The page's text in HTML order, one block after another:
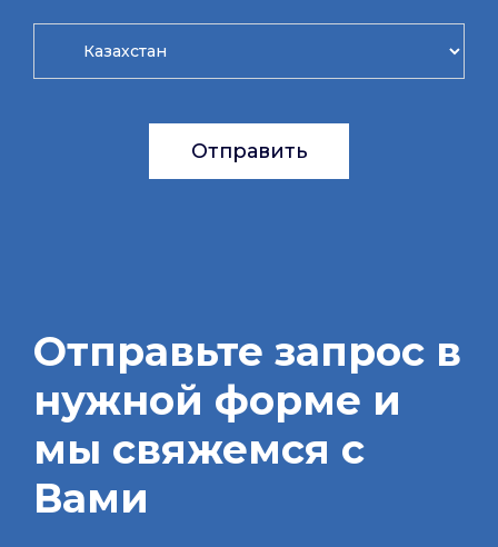
Отправить
Отправьте запрос в
нужной форме и
мы свяжемся с
Вами